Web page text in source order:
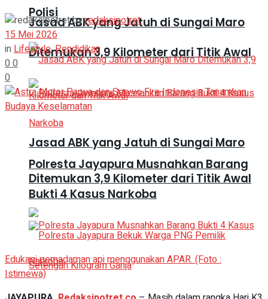
Jasad ABK yang Jatuh di Sungai Maro
Ditemukan 3,9 Kilometer dari Titik Awal
Polresta Jayapura Musnahkan Barang
Bukti 4 Kasus Narkoba
Polisi
Jasad ABK yang Jatuh di Sungai Maro
Ditemukan 3,9 Kilometer dari Titik Awal
byredaksipotret
15 Mei 2026
inLifestyle,Pendidikan
00
0
Edukasi pemadaman api menggunakan APAR. (Foto :
Istimewa)